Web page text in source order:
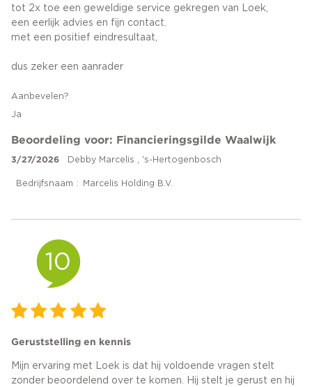
tot 2x toe een geweldige service gekregen van Loek,
een eerlijk advies en fijn contact.
met een positief eindresultaat,
dus zeker een aanrader
Aanbevelen?
Ja
Beoordeling voor: Financieringsgilde Waalwijk
3/27/2026 Debby Marcelis , 's-Hertogenbosch
Bedrijfsnaam Marcelis Holding B.V.
10
Geruststelling en kennis
Mijn ervaring met Loek is dat hij voldoende vragen stelt
zonder beoordelend over te komen. Hij stelt je gerust en hij